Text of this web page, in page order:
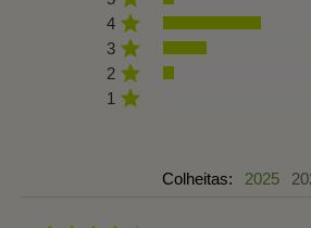
4
3
2
1
Colheitas: 2025